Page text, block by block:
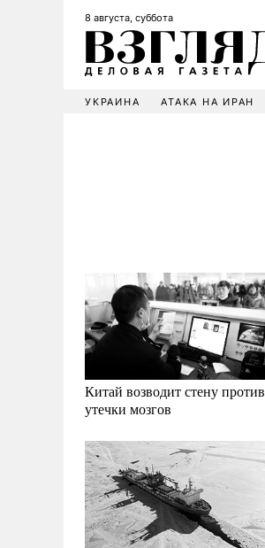
8 августа, суббота
УКРАИНА АТАКА НА ИРАН
Китай возводит стену против
утечки мозгов